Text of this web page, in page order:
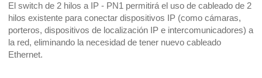
El switch de 2 hilos a IP - PN1 permitirá el uso de cableado de 2
hilos existente para conectar dispositivos IP (como cámaras,
porteros, dispositivos de localización IP e intercomunicadores) a
la red, eliminando la necesidad de tener nuevo cableado
Ethernet.